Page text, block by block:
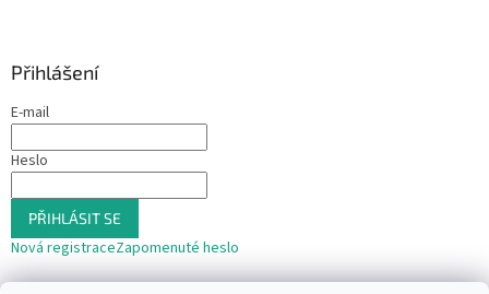
Přihlášení
E-mail
Heslo
PŘIHLÁSIT SE
Nová registraceZapomenuté heslo
nebo